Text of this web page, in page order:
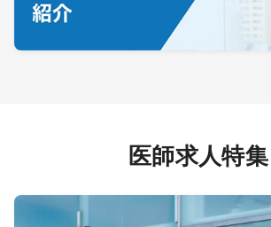
医師求人特集